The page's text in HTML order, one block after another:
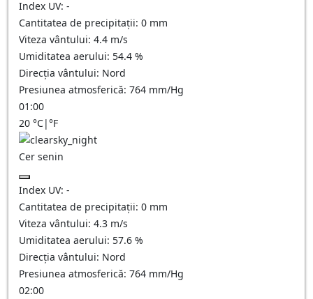
Index UV: -
Cantitatea de precipitații: 0 mm
Viteza vântului: 4.4 m/s
Umiditatea aerului: 54.4 %
Direcția vântului: Nord
Presiunea atmosferică: 764 mm/Hg
01:00
20 °C|°F
Cer senin
Index UV: -
Cantitatea de precipitații: 0 mm
Viteza vântului: 4.3 m/s
Umiditatea aerului: 57.6 %
Direcția vântului: Nord
Presiunea atmosferică: 764 mm/Hg
02:00